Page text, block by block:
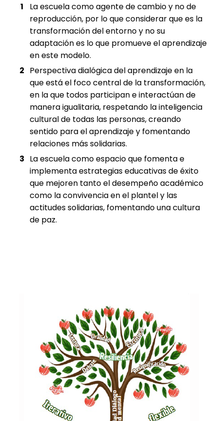
La escuela como agente de cambio y no de
reproducción, por lo que considerar que es la
transformación del entorno y no su
adaptación es lo que promueve el aprendizaje
en este modelo.
Perspectiva dialógica del aprendizaje en la
que está el foco central de la transformación,
en la que todos participan e interactúan de
manera igualitaria, respetando la inteligencia
cultural de todas las personas, creando
sentido para el aprendizaje y fomentando
relaciones más solidarias.
La escuela como espacio que fomenta e
implementa estrategias educativas de éxito
que mejoren tanto el desempeño académico
como la convivencia en el plantel y las
actitudes solidarias, fomentando una cultura
de paz.